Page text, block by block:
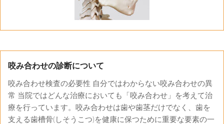
咬み合わせの診断について
咬み合わせ検査の必要性 自分ではわからない咬み合わせの異
常 当院ではどんな治療においても「咬み合わせ」を考えて治
療を行っています。咬み合わせは歯や歯茎だけでなく、歯を
支える歯槽骨(しそうこつ)を健康に保つために重要な要素の一